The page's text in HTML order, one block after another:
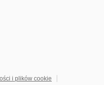
i plików cookie